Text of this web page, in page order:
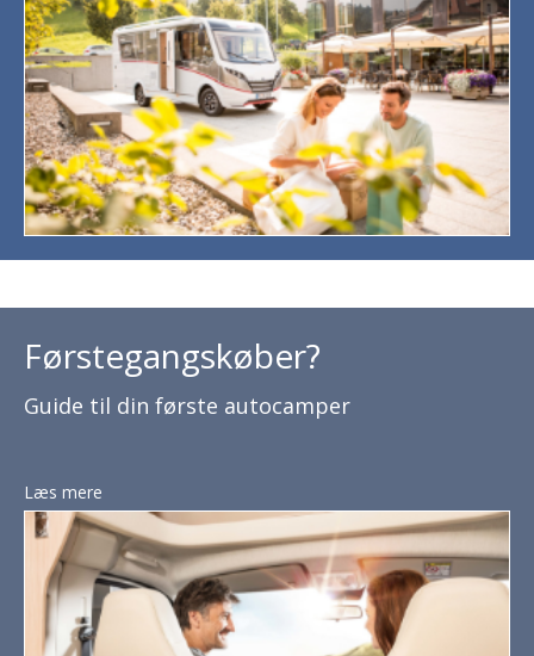
Førstegangskøber?
Guide til din første autocamper
Læs mere